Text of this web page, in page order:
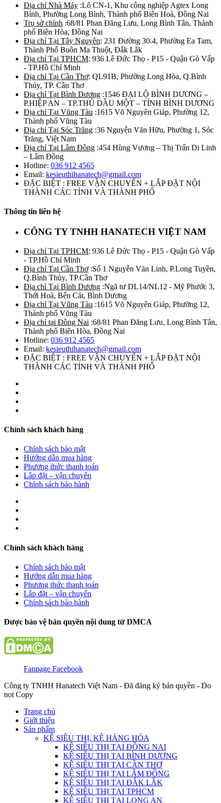
Địa chỉ Nhà Máy :Lô CN-1, Khu công nghiệp Agtex Long
Bình, Phường Long Bình, Thành phố Biên Hoà, Đồng Nai
Trụ sở chính :68/81 Phan Đăng Lưu, Long Bình Tân, Thành
phố Biên Hòa, Đồng Nai
Địa chỉ Tại Tây Nguyên: 231 Đường 30.4, Phường Ea Tam,
Thành Phố Buôn Ma Thuột, Đắk Lắk
Địa chỉ Tại TPHCM: 936 Lê Đức Thọ - P15 - Quận Gò Vấp
- TP.Hồ Chí Minh
Địa chỉ Tại Cần Thơ: QL91B, Phường Long Hòa, Q.Bình
Thủy, TP. Cần Thơ
Địa chỉ Tại Bình Dương :1546 ĐẠI LỘ BÌNH DƯƠNG –
P.HIỆP AN – TP.THỦ DẦU MỘT – TỈNH BÌNH DƯƠNG
Địa chỉ Tại Vũng Tàu :1615 Võ Nguyên Giáp, Phường 12,
Thành phố Vũng Tàu
Địa chỉ Tại Sóc Trăng :36 Nguyễn Văn Hữu, Phường 1, Sóc
Trăng, Việt Nam
Địa chỉ Tại Lâm Đồng :454 Hùng Vương – Thị Trấn Di Linh
– Lâm Đồng
Hotline: 036 912 4565
Email: kesieuthihanatech@gmail.com
ĐẶC BIỆT : FREE VẬN CHUYỂN + LẮP ĐẶT NỘI
THÀNH CÁC TỈNH VÀ THÀNH PHỐ
Thông tin liên hệ
CÔNG TY TNHH HANATECH VIỆT NAM
Địa chỉ Tại TPHCM: 936 Lê Đức Thọ - P15 - Quận Gò Vấp
- TP.Hồ Chí Minh
Địa chỉ Tại Cần Thơ:Số 1 Nguyễn Văn Linh, P.Long Tuyền,
Q.Bình Thủy, TP.Cần Thơ
Địa chỉ Tại Bình Dương :Ngã tư DL14/NL12 - Mỹ Phước 3,
Thới Hoà, Bến Cát, Bình Dương
Địa chỉ Tại Vũng Tàu :1615 Võ Nguyên Giáp, Phường 12,
Thành phố Vũng Tàu
Địa chỉ tại Đồng Nai :68/81 Phan Đăng Lưu, Long Bình Tân,
Thành phố Biên Hòa, Đồng Nai
Hotline: 036 912 4565
Email: kesieuthihanatech@gmail.com
ĐẶC BIỆT : FREE VẬN CHUYỂN + LẮP ĐẶT NỘI
THÀNH CÁC TỈNH VÀ THÀNH PHỐ
Chính sách khách hàng
Chính sách bảo mật
Hướng dẫn mua hàng
Phương thức thanh toán
Lắp đặt – vận chuyển
Chính sách bảo hành
Chính sách khách hàng
Chính sách bảo mật
Hướng dẫn mua hàng
Phương thức thanh toán
Lắp đặt – vận chuyển
Chính sách bảo hành
Được bảo vệ bản quyền nội dung từ DMCA
Fanpage Facebook
Công ty TNHH Hanatech Việt Nam - Đã đăng ký bản quyền - Do
not Copy
Trang chủ
Giới thiệu
Sản phẩm
KỆ SIÊU THỊ, KỆ HÀNG HÓA
KỆ SIÊU THỊ TẠI ĐỒNG NAI
KỆ SIÊU THỊ TẠI BÌNH DƯƠNG
KỆ SIÊU THỊ TẠI CẦN THƠ
KỆ SIÊU THỊ TẠI LÂM ĐỒNG
KỆ SIÊU THỊ TẠI ĐẮK LẮK
KỆ SIÊU THỊ TẠI TPHCM
KỆ SIÊU THỊ TẠI LONG AN